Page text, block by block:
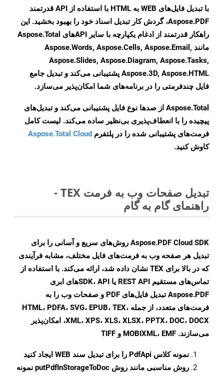
با تبدیل فایل‌های WEB به HTML با استفاده از API قدرتمند
Aspose.PDF، گردش کار تبدیل اسناد خود را بهبود بخشید. این
راهکار قدرتمند از ادغام یکپارچه با سایر APIهای Aspose.Total
مانند Aspose.Words, Aspose.Cells, Aspose.Email,
Aspose.Slides, Aspose.Diagram, Aspose.Tasks,
Aspose.3D, Aspose.HTML پشتیبانی می‌کند و تبدیل جامع
فایل چندفرمتی را در برنامه‌های شما امکان‌پذیر می‌سازد.
Aspose.Total از صدها نوع فایل پشتیبانی می‌کند و تبدیل‌های
پیچیده را با انعطاف‌پذیری بی‌نظیر ساده می‌کند. لیست کامل
فرمت‌های پشتیبانی شده را در پلتفرم Aspose.Total Cloud
کاوش کنید.
تبدیل صفحات وب به فرمت TEX -
راهنمای گام به گام
Aspose.PDF Cloud SDK روش‌های سریع و آسانی را برای
تبدیل هر صفحه وب به فرمت‌های فایل مختلف، مشابه فرآیندی
که در بالا برای TEX نشان داده شد، ارائه می‌کند. با استفاده از
تماس‌های مستقیم REST API یا SDK، API‌های ابری
Aspose.PDF تبدیل فایل‌های PDF و صفحات وب را به
فرمت‌های متعدد، از جمله HTML، PDFA، SVG، EPUB، TEX،
XML، XPS، XLS، XLSX، PPTX، DOC، DOCX، امکان‌پذیر
می‌سازند. MOBIXML، EMF و TIFF
نمونه کلاس PdfApi را برای تبدیل سند WEB ایجاد کنید
روش مناسبی مانند روش putPdfInStorageToDoc نمونه